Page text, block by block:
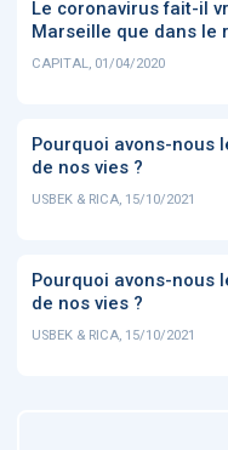
Le coronavirus fait-il
Marseille que dans le
CAPITAL, 01/04/2020
Pourquoi avons-nous
de nos vies ?
USBEK & RICA, 15/10/2021
Pourquoi avons-nous
de nos vies ?
USBEK & RICA, 15/10/2021